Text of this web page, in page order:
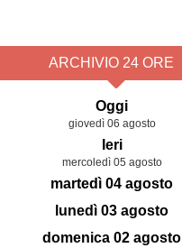
ARCHIVIO 24 ORE
Oggi
giovedì 06 agosto
Ieri
mercoledì 05 agosto
martedì 04 agosto
lunedì 03 agosto
domenica 02 agosto